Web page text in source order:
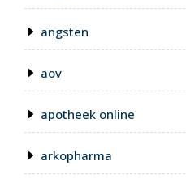
angsten
aov
apotheek online
arkopharma